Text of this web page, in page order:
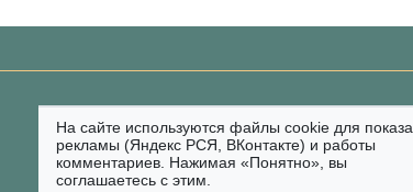
На сайте используются файлы cookie для показа
рекламы (Яндекс РСЯ, ВКонтакте) и работы
комментариев. Нажимая «Понятно», вы
соглашаетесь с этим.